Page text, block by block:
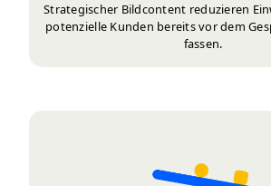
Strategischer Bildcontent reduzieren
potenzielle Kunden bereits vor dem
fassen.